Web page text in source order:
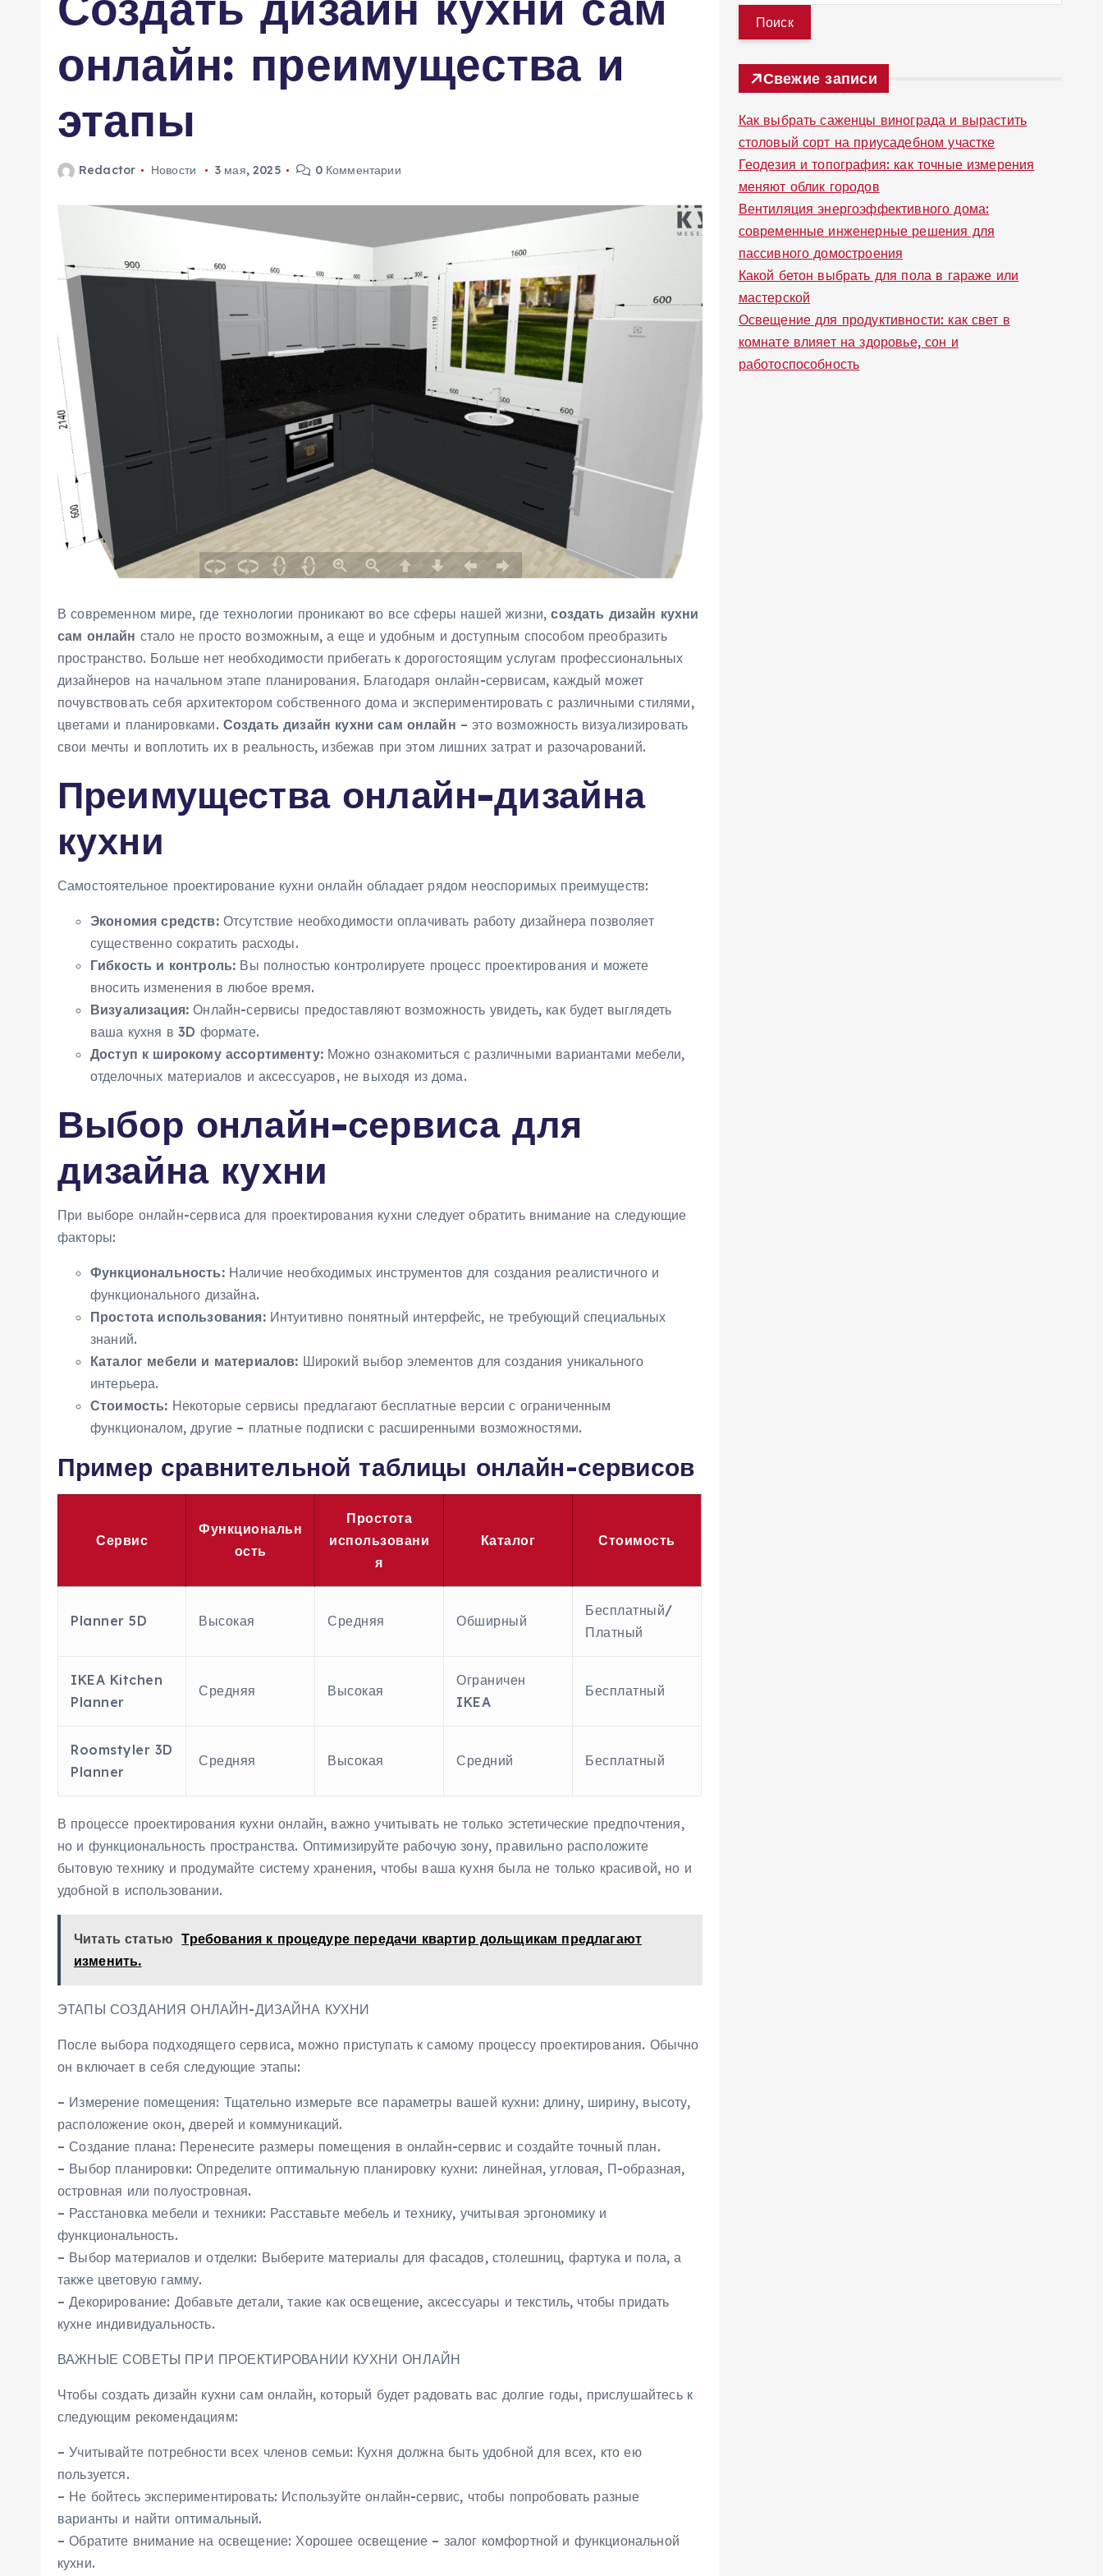
онлайн: преимущества и
этапы
Redactor Новости 3 мая, 2025 0 Комментарии
В современном мире, где технологии проникают во все сферы нашей жизни,создать дизайн кухни
сам онлайн стало не просто возможным, а еще и удобным и доступным способом преобразить
пространство. Больше нет необходимости прибегать к дорогостоящим услугам профессиональных
дизайнеров на начальном этапе планирования. Благодаря онлайн-сервисам, каждый может
почувствовать себя архитектором собственного дома и экспериментировать с различными стилями,
цветами и планировками. Создать дизайн кухни сам онлайн – это возможность визуализировать
свои мечты и воплотить их в реальность, избежав при этом лишних затрат и разочарований.
Преимущества онлайн-дизайна
кухни
Самостоятельное проектирование кухни онлайн обладает рядом неоспоримых преимуществ:
Экономия средств:Отсутствие необходимости оплачивать работу дизайнера позволяет
существенно сократить расходы.
Гибкость и контроль: Вы полностью контролируете процесс проектирования и можете
вносить изменения в любое время.
Визуализация: Онлайн-сервисы предоставляют возможность увидеть, как будет выглядеть
ваша кухня в 3D формате.
Доступ к широкому ассортименту:Можно ознакомиться с различными вариантами мебели,
отделочных материалов и аксессуаров, не выходя из дома.
Выбор онлайн-сервиса для
дизайна кухни
При выборе онлайн-сервиса для проектирования кухни следует обратить внимание на следующие
факторы:
Функциональность:Наличие необходимых инструментов для создания реалистичного и
функционального дизайна.
Простота использования:Интуитивно понятный интерфейс, не требующий специальных
знаний.
Каталог мебели и материалов: Широкий выбор элементов для создания уникального
интерьера.
Стоимость: Некоторые сервисы предлагают бесплатные версии с ограниченным
функционалом, другие – платные подписки с расширенными возможностями.
Пример сравнительной таблицы онлайн-сервисов
Сервис
Функциональн
ость
Простота
использовани
я
Каталог Стоимость
Planner 5D Высокая Средняя Обширный
Бесплатный/
Платный
IKEA Kitchen
Planner
Средняя Высокая
Ограничен
IKEA
Бесплатный
Roomstyler 3D
Planner
Средняя Высокая Средний Бесплатный
В процессе проектирования кухни онлайн, важно учитывать не только эстетические предпочтения,
но и функциональность пространства. Оптимизируйте рабочую зону, правильно расположите
бытовую технику и продумайте систему хранения, чтобы ваша кухня была не только красивой, но и
удобной в использовании.
Читать статью Требования к процедуре передачи квартир дольщикам предлагают
изменить.
ЭТАПЫ СОЗДАНИЯ ОНЛАЙН-ДИЗАЙНА КУХНИ
После выбора подходящего сервиса, можно приступать к самому процессу проектирования. Обычно
он включает в себя следующие этапы:
– Измерение помещения: Тщательно измерьте все параметры вашей кухни: длину, ширину, высоту,
расположение окон, дверей и коммуникаций.
– Создание плана: Перенесите размеры помещения в онлайн-сервис и создайте точный план.
– Выбор планировки: Определите оптимальную планировку кухни: линейная, угловая, П-образная,
островная или полуостровная.
– Расстановка мебели и техники: Расставьте мебель и технику, учитывая эргономику и
функциональность.
– Выбор материалов и отделки: Выберите материалы для фасадов, столешниц, фартука и пола, а
также цветовую гамму.
– Декорирование: Добавьте детали, такие как освещение, аксессуары и текстиль, чтобы придать
кухне индивидуальность.
ВАЖНЫЕ СОВЕТЫ ПРИ ПРОЕКТИРОВАНИИ КУХНИ ОНЛАЙН
Чтобы создать дизайн кухни сам онлайн, который будет радовать вас долгие годы, прислушайтесь к
следующим рекомендациям:
– Учитывайте потребности всех членов семьи: Кухня должна быть удобной для всех, кто ею
пользуется.
– Не бойтесь экспериментировать: Используйте онлайн-сервис, чтобы попробовать разные
варианты и найти оптимальный.
– Обратите внимание на освещение: Хорошее освещение – залог комфортной и функциональной
кухни.
т
и
Свежие записи
Как выбрать саженцы винограда и вырастить
столовый сорт на приусадебном участке
Геодезия и топография: как точные измерения
меняют облик городов
Вентиляция энергоэффективного дома:
современные инженерные решения для
пассивного домостроения
Какой бетон выбрать для пола в гараже или
мастерской
Освещение для продуктивности: как свет в
комнате влияет на здоровье, сон и
работоспособность